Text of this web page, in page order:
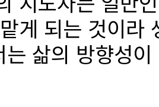
게 되는 것이라
는 삶의 방향성